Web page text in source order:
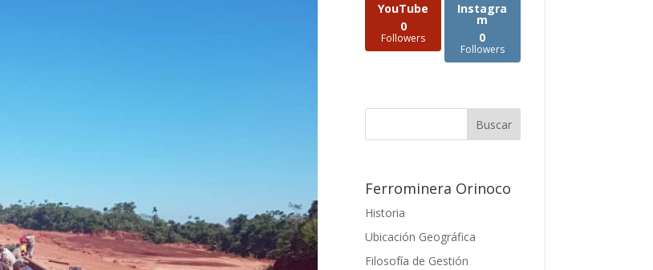
YouTube
0
Followers
Instagra
m
0
Followers
Ferrominera Orinoco
Historia
Ubicación Geográfica
Filosofía de Gestión